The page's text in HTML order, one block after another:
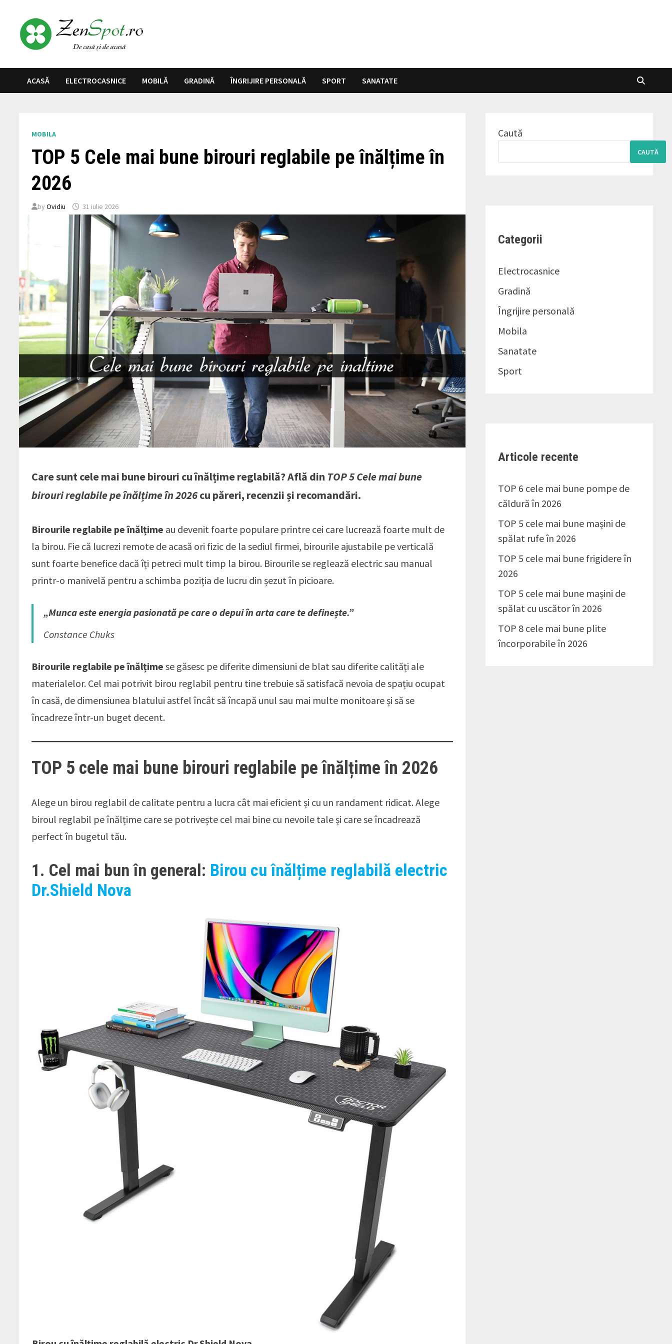
content
ACASĂ ELECTROCASNICE MOBILĂ GRADINĂ ÎNGRIJIRE PERSONALĂ SPORT SANATATE
MOBILA
TOP 5 Cele mai bune birouri reglabile pe înălțime în
2026
byOvidiu 31 iulie 2026
Care sunt cele mai bune birouri cu înălțime reglabilă? Află din TOP 5 Cele mai bune
birouri reglabile pe înălțime în 2026cu păreri, recenzii și recomandări.
Birourile reglabile pe înălțime au devenit foarte populare printre cei care lucrează foarte mult de
la birou. Fie că lucrezi remote de acasă ori fizic de la sediul firmei, birourile ajustabile pe verticală
sunt foarte benefice dacă îți petreci mult timp la birou. Birourile se reglează electric sau manual
printr-o manivelă pentru a schimba poziția de lucru din șezut în picioare.
„Munca este energia pasionată pe care o depui în arta care te definește.”
Constance Chuks
Birourile reglabile pe înălțime se găsesc pe diferite dimensiuni de blat sau diferite calități ale
materialelor. Cel mai potrivit birou reglabil pentru tine trebuie să satisfacă nevoia de spațiu ocupat
în casă, de dimensiunea blatului astfel încât să încapă unul sau mai multe monitoare și să se
încadreze într-un buget decent.
TOP 5 cele mai bune birouri reglabile pe înălțime în 2026
Alege un birou reglabil de calitate pentru a lucra cât mai eficient și cu un randament ridicat. Alege
biroul reglabil pe înălțime care se potrivește cel mai bine cu nevoile tale și care se încadrează
perfect în bugetul tău.
1. Cel mai bun în general: Birou cu înălțime reglabilă electric
Dr.Shield Nova
Caută
CAUTĂ
Categorii
Electrocasnice
Gradină
Îngrijire personală
Mobila
Sanatate
Sport
Articole recente
TOP 6 cele mai bune pompe de
căldură în 2026
TOP 5 cele mai bune mașini de
spălat rufe în 2026
TOP 5 cele mai bune frigidere în
2026
TOP 5 cele mai bune mașini de
spălat cu uscător în 2026
TOP 8 cele mai bune plite
încorporabile în 2026